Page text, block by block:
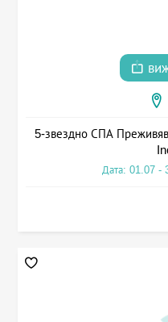
5-звездно СПА
Дата: 01.07 -